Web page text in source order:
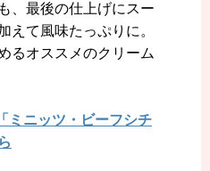
、最後の仕上げにスー
えて風味たっぷりに。
るオススメのクリーム
ミニッツ・ビーフシチ